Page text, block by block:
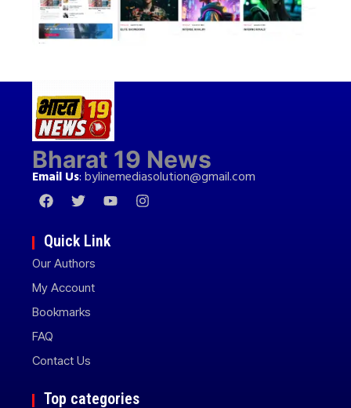
Bharat 19 News
Email Us:bylinemediasolution@gmail.com
Quick Link
Our Authors
My Account
Bookmarks
FAQ
Contact Us
Top categories